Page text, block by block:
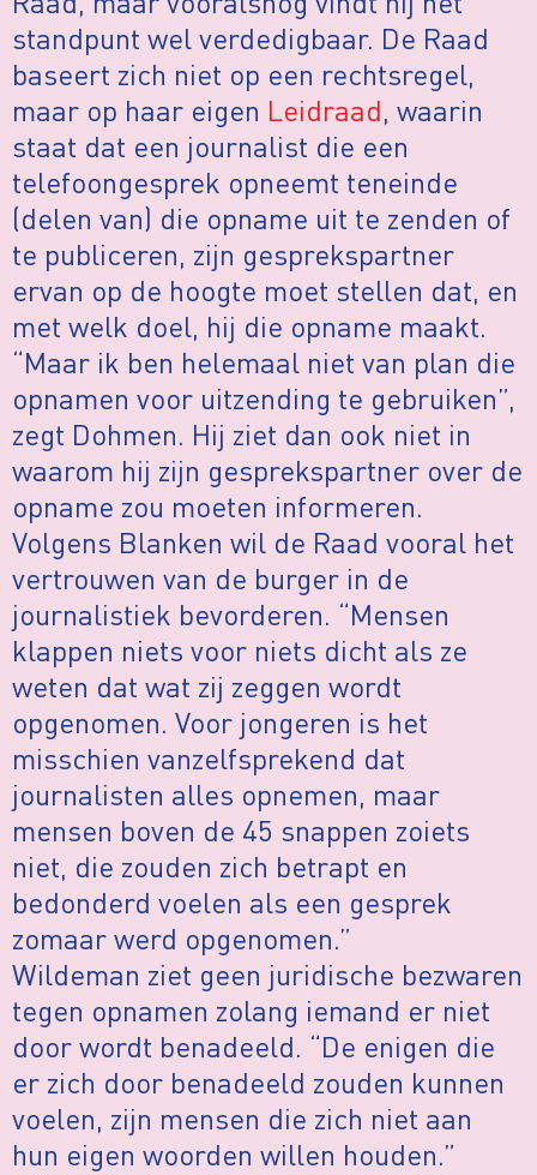
standpunt wel verdedigbaar. De Raad
baseert zich niet op een rechtsregel,
maar op haar eigen Leidraad, waarin
staat dat een journalist die een
telefoongesprek opneemt teneinde
(delen van) die opname uit te zenden of
te publiceren, zijn gesprekspartner
ervan op de hoogte moet stellen dat, en
met welk doel, hij die opname maakt.
“Maar ik ben helemaal niet van plan die
opnamen voor uitzending te gebruiken”,
zegt Dohmen. Hij ziet dan ook niet in
waarom hij zijn gesprekspartner over de
opname zou moeten informeren.
Volgens Blanken wil de Raad vooral het
vertrouwen van de burger in de
journalistiek bevorderen. “Mensen
klappen niets voor niets dicht als ze
weten dat wat zij zeggen wordt
opgenomen. Voor jongeren is het
misschien vanzelfsprekend dat
journalisten alles opnemen, maar
mensen boven de 45 snappen zoiets
niet, die zouden zich betrapt en
bedonderd voelen als een gesprek
zomaar werd opgenomen.”
Wildeman ziet geen juridische bezwaren
tegen opnamen zolang iemand er niet
door wordt benadeeld. “De enigen die
er zich door benadeeld zouden kunnen
voelen, zijn mensen die zich niet aan
hun eigen woorden willen houden.”